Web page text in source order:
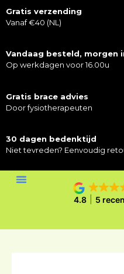
Gratis verzending
Vanaf €40 (NL)
Vandaag besteld, morgen
Op werkdagen voor 16.00u
Gratis brace advies
Door fysiotherapeuten
30 dagen bedenktijd
Niet tevreden? Eenvoudig
4.8 5